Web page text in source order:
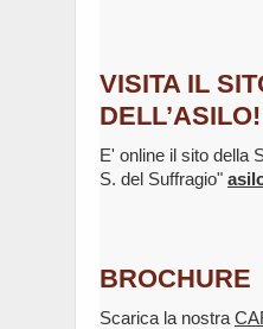
VISITA IL
DELL’ASILO!
E' online il sito della
S. del Suffragio"
BROCHURE
Scarica la nostra